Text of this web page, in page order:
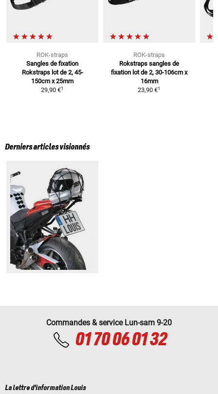
ROK-straps
Sangles de fixation
Rokstraps lot de 2, 45-
150cm x 25mm
29,90 €1
ROK-straps
Rokstraps sangles de
fixation lot de 2, 30-106cm x
16mm
23,90 €1
Derniers articles visionnés
Commandes & service Lun-sam 9-20
01 70 06 01 32
La lettre d'information Louis